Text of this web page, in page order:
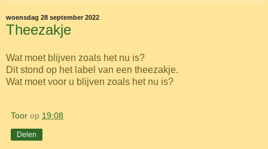
woensdag 28 september 2022
Theezakje
Wat moet blijven zoals het nu is?
Dit stond op het label van een theezakje.
Wat moet voor u blijven zoals het nu is?
Toor op 19:08
Delen